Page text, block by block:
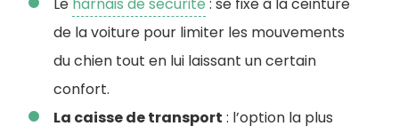
de la voiture pour limiter les mouvements
du chien tout en lui laissant un certain
confort.
La caisse de transport : l’option la plus